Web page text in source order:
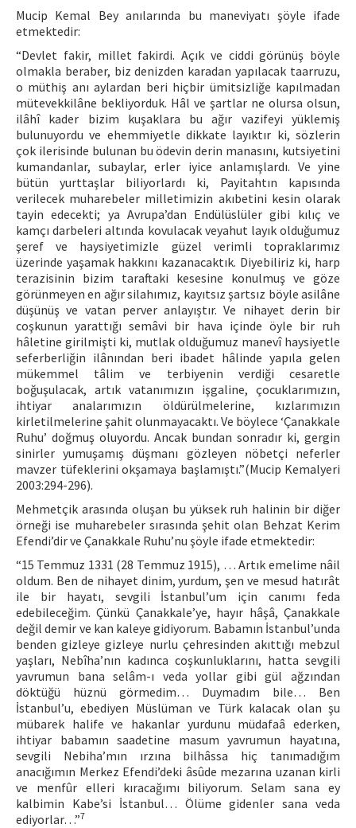
Mucip Kemal Bey anılarında bu maneviyatı şöyle ifade
etmektedir:
“Devlet fakir, millet fakirdi. Açık ve ciddi görünüş böyle
olmakla beraber, biz denizden karadan yapılacak taarruzu,
o müthiş anı aylardan beri hiçbir ümitsizliğe kapılmadan
mütevekkilâne bekliyorduk. Hâl ve şartlar ne olursa olsun,
ilâhî kader bizim kuşaklara bu ağır vazifeyi yüklemiş
bulunuyordu ve ehemmiyetle dikkate layıktır ki, sözlerin
çok ilerisinde bulunan bu ödevin derin manasını, kutsiyetini
kumandanlar, subaylar, erler iyice anlamışlardı. Ve yine
bütün yurttaşlar biliyorlardı ki, Payitahtın kapısında
verilecek muharebeler milletimizin akıbetini kesin olarak
tayin edecekti; ya Avrupa’dan Endülüslüler gibi kılıç ve
kamçı darbeleri altında kovulacak veyahut layık olduğumuz
şeref ve haysiyetimizle güzel verimli topraklarımız
üzerinde yaşamak hakkını kazanacaktık. Diyebiliriz ki, harp
terazisinin bizim taraftaki kesesine konulmuş ve göze
görünmeyen en ağır silahımız, kayıtsız şartsız böyle asilâne
düşünüş ve vatan perver anlayıştır. Ve nihayet derin bir
coşkunun yarattığı semâvi bir hava içinde öyle bir ruh
hâletine girilmişti ki, mutlak olduğumuz manevî haysiyetle
seferberliğin ilânından beri ibadet hâlinde yapıla gelen
mükemmel tâlim ve terbiyenin verdiği cesaretle
boğuşulacak, artık vatanımızın işgaline, çocuklarımızın,
ihtiyar analarımızın öldürülmelerine, kızlarımızın
kirletilmelerine şahit olunmayacaktı. Ve böylece ‘Çanakkale
Ruhu’ doğmuş oluyordu. Ancak bundan sonradır ki, gergin
sinirler yumuşamış düşmanı gözleyen nöbetçi neferler
mavzer tüfeklerini okşamaya başlamıştı.”(Mucip Kemalyeri
2003:294-296).
Mehmetçik arasında oluşan bu yüksek ruh halinin bir diğer
örneği ise muharebeler sırasında şehit olan Behzat Kerim
Efendi’dir ve Çanakkale Ruhu’nu şöyle ifade etmektedir:
“15 Temmuz 1331 (28 Temmuz 1915), … Artık emelime nâil
oldum. Ben de nihayet dinim, yurdum, şen ve mesud hatırât
ile bir hayatı, sevgili İstanbul’um için canımı feda
edebileceğim. Çünkü Çanakkale’ye, hayır hâşâ, Çanakkale
değil demir ve kan kaleye gidiyorum. Babamın İstanbul’unda
benden gizleye gizleye nurlu çehresinden akıttığı mebzul
yaşları, Nebîha’nın kadınca coşkunluklarını, hatta sevgili
yavrumun bana selâm-ı veda yollar gibi gül ağzından
döktüğü hüznü görmedim… Duymadım bile… Ben
İstanbul’u, ebediyen Müslüman ve Türk kalacak olan şu
mübarek halife ve hakanlar yurdunu müdafaâ ederken,
ihtiyar babamın saadetine masum yavrumun hayatına,
sevgili Nebiha’mın ırzına bilhâssa hiç tanımadığım
anacığımın Merkez Efendi’deki âsûde mezarına uzanan kirli
ve menfûr elleri kıracağımı biliyorum. Selam sana ey
kalbimin Kabe’si İstanbul… Ölüme gidenler sana veda
ediyorlar…”7